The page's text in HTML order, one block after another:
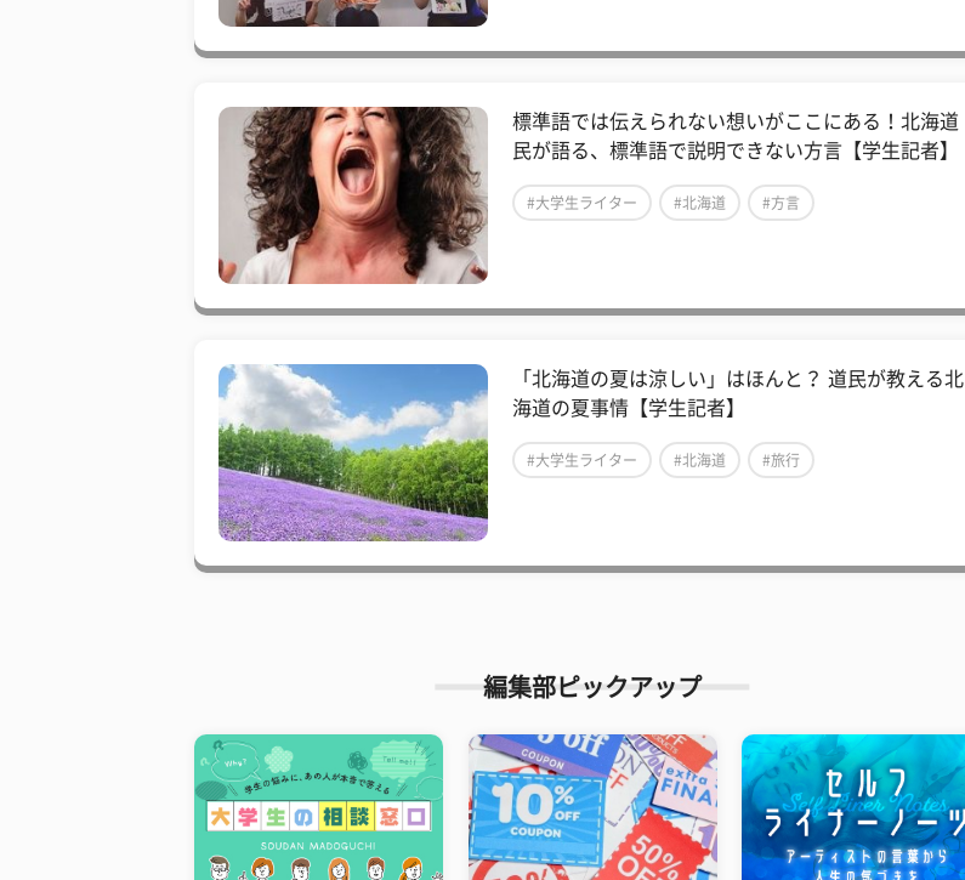
標準語では伝えられない想いがここにある！北海道
民が語る、標準語で説明できない方言【学生記者】
#大学生ライター #北海道 #方言
「北海道の夏は涼しい」はほんと？ 道民が教える北
海道の夏事情【学生記者】
#大学生ライター #北海道 #旅行
編集部ピックアップ